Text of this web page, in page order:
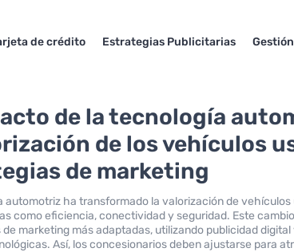
de crédito Estrategias Publicitarias
de la tecnología
de los vehículos
de marketing
automotriz ha transformado la valorización de vehículos
como eficiencia, conectividad y seguridad. Este
marketing más adaptadas, utilizando publicidad
Así, los concesionarios deben ajustarse para